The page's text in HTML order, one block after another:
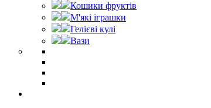
Кошики фруктів
М'які іграшки
Гелієві кулі
Вази